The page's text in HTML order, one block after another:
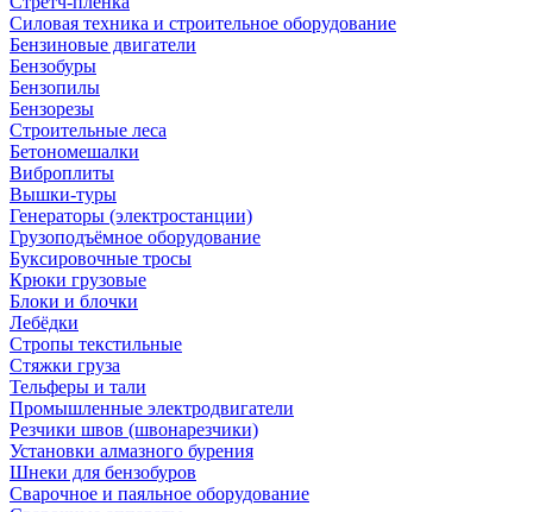
Силовая техника и строительное оборудование
Бензиновые двигатели
Бензобуры
Бензопилы
Бензорезы
Строительные леса
Бетономешалки
Виброплиты
Вышки-туры
Генераторы (электростанции)
Грузоподъёмное оборудование
Буксировочные тросы
Крюки грузовые
Блоки и блочки
Лебёдки
Стропы текстильные
Стяжки груза
Тельферы и тали
Промышленные электродвигатели
Резчики швов (швонарезчики)
Установки алмазного бурения
Шнеки для бензобуров
Сварочное и паяльное оборудование